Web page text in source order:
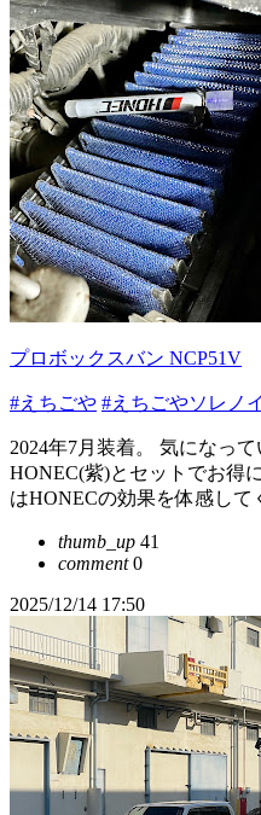
プロボックスバン NCP51V
#えちごや #えちごやソレノ
2024年7月装着。 気になっ
HONEC(紫)とセットでお得
はHONECの効果を体感して
thumb_up 41
comment0
2025/12/14 17:50